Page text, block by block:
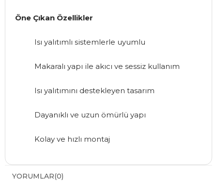
Öne Çıkan Özellikler
Isı yalıtımlı sistemlerle uyumlu
Makaralı yapı ile akıcı ve sessiz kullanım
Isı yalıtımını destekleyen tasarım
Dayanıklı ve uzun ömürlü yapı
Kolay ve hızlı montaj
YORUMLAR(0)